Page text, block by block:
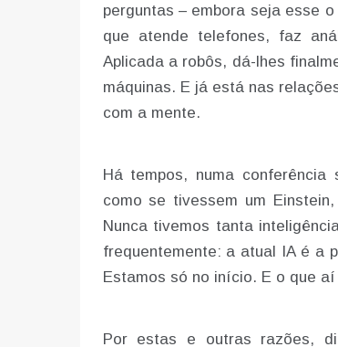
perguntas – embora seja esse
que atende telefones, faz
Aplicada a robôs, dá-lhes
máquinas. E já está nas
com a mente.
Há tempos, numa
como se tivessem um
Nunca tivemos tanta
frequentemente: a atual IA é a
Estamos só no início. E o que
Por estas e outras razões,